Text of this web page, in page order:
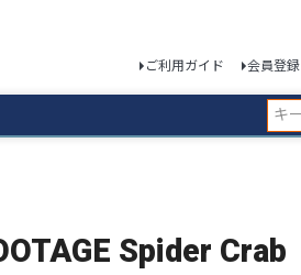
ご利用ガイド 会員登録
Spider Crab